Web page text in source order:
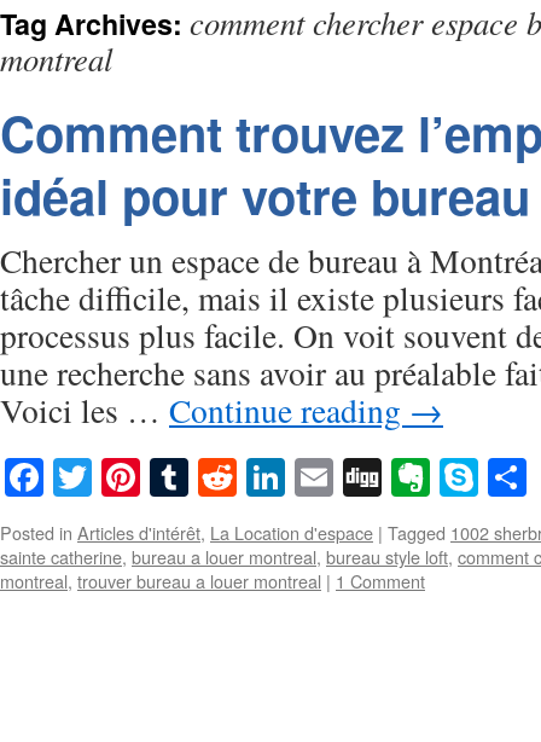
Tag Archives: comment chercher espace
montreal
Comment trouvez
idéal pour votre
Chercher un espace de bureau à
tâche difficile, mais il existe plusieurs
processus plus facile. On voit souvent
une recherche sans avoir au préalable
Voici les … Continue reading →
Facebook
TwitterPinterest
Tumblr
RedditLinkedIn
EmailDigg
Posted in Articles d'intérêt, La Location d'espace | Tagged 1002
sainte catherine, bureau a louer montreal, bureau style loft, comment
montreal, trouver bureau a louer montreal | 1 Comment